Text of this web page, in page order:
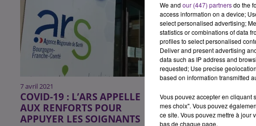
7 avril 2021
COVID-19 : L’ARS APPELLE
AUX RENFORTS POUR
APPUYER LES SOIGNANTS
COVID-19 : NEUF
FERMÉES EN
Le rectorat de Dijon
We and our (447) partnersdo the
access information on a device;
select personalised advertising;
statistics or combinations of data
profiles to select personalised
Deliver and present advertising
data such as IP address and
requested; Use precise
based on information transmitted
Vous pouvez accepter en cliquant
mes choix". Vous pouvez
ce site. Vous pouvez mettre à jour
bas de chaque page.